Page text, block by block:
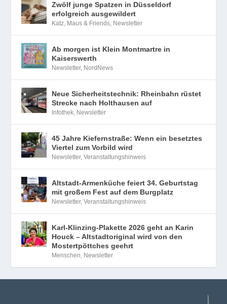
Zwölf junge Spatzen in Düsseldorf
erfolgreich ausgewildert
Katz, Maus & Friends, Newsletter
Ab morgen ist Klein Montmartre in
Kaiserswerth
Newsletter, NordNews
Neue Sicherheitstechnik: Rheinbahn rüstet
Strecke nach Holthausen auf
Infothek, Newsletter
45 Jahre Kiefernstraße: Wenn ein besetztes
Viertel zum Vorbild wird
Newsletter,Veranstaltungshinweis
Altstadt-Armenküche feiert 34. Geburtstag
mit großem Fest auf dem Burgplatz
Newsletter,Veranstaltungshinweis
Karl-Klinzing-Plakette 2026 geht an Karin
Houck – Altstadtoriginal wird von den
Mostertpöttches geehrt
Menschen, Newsletter